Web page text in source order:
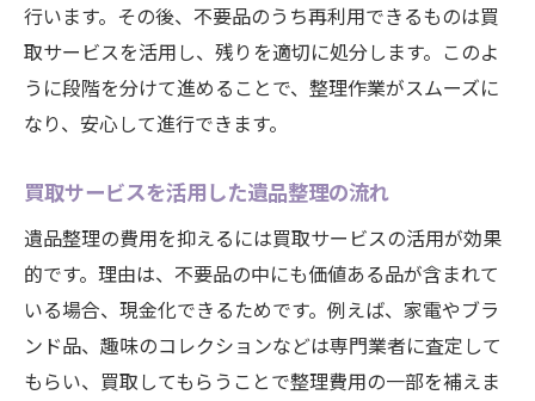
行います。その後、不要品のうち再利用できるものは買
取サービスを活用し、残りを適切に処分します。このよ
うに段階を分けて進めることで、整理作業がスムーズに
なり、安心して進行できます。
買取サービスを活用した遺品整理の流れ
遺品整理の費用を抑えるには買取サービスの活用が効果
的です。理由は、不要品の中にも価値ある品が含まれて
いる場合、現金化できるためです。例えば、家電やブラ
ンド品、趣味のコレクションなどは専門業者に査定して
もらい、買取してもらうことで整理費用の一部を補えま